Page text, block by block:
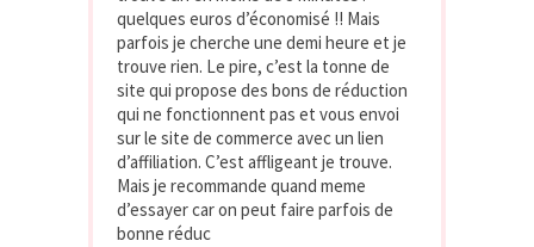
quelques euros d’économisé !! Mais
parfois je cherche une demi heure et je
trouve rien. Le pire, c’est la tonne de
site qui propose des bons de réduction
qui ne fonctionnent pas et vous envoi
sur le site de commerce avec un lien
d’affiliation. C’est affligeant je trouve.
Mais je recommande quand meme
d’essayer car on peut faire parfois de
bonne réduc